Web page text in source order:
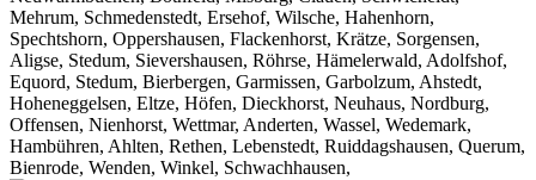
Mehrum, Schmedenstedt, Ersehof, Wilsche, Hahenhorn,
Spechtshorn, Oppershausen, Flackenhorst, Krätze, Sorgensen,
Aligse, Stedum, Sievershausen, Röhrse, Hämelerwald, Adolfshof,
Equord, Stedum, Bierbergen, Garmissen, Garbolzum, Ahstedt,
Hoheneggelsen, Eltze, Höfen, Dieckhorst, Neuhaus, Nordburg,
Offensen, Nienhorst, Wettmar, Anderten, Wassel, Wedemark,
Hambühren, Ahlten, Rethen, Lebenstedt, Ruiddagshausen, Querum,
Bienrode, Wenden, Winkel, Schwachhausen,